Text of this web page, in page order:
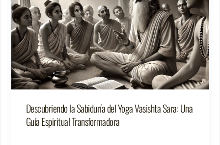
Descubriendo la Sabiduría del Yoga Vasishta Sara: Una
Guía Espiritual Transformadora